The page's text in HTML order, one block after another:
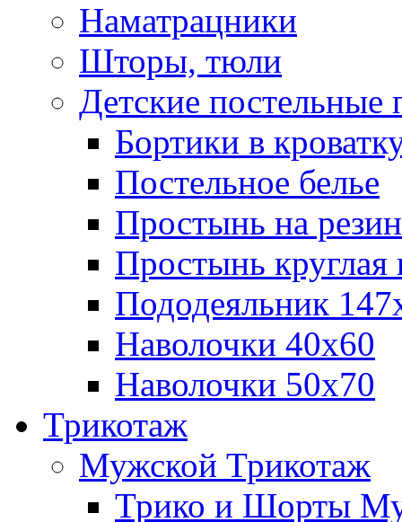
Наматрацники
Шторы, тюли
Детские постельные
Бортики в
Постельное белье
Простынь на
Простынь круглая
Пододеяльник
Наволочки 40х60
Наволочки 50х70
Трикотаж
Мужской Трикотаж
Трико и Шорты